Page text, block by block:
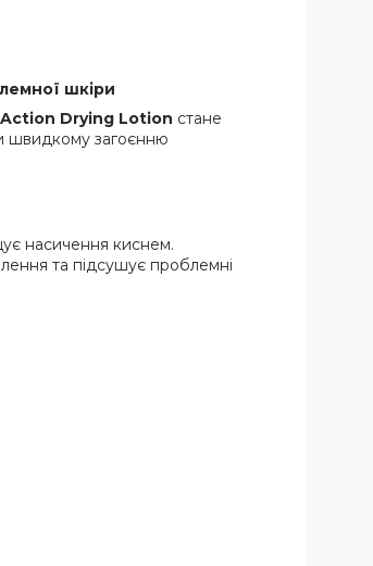
шкіри
Drying Lotion стане
швидкому загоєнню
насичення киснем.
та підсушує проблемні